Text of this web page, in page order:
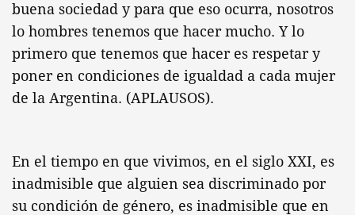
buena sociedad y para que eso ocurra, nosotros
lo hombres tenemos que hacer mucho. Y lo
primero que tenemos que hacer es respetar y
poner en condiciones de igualdad a cada mujer
de la Argentina. (APLAUSOS).
En el tiempo en que vivimos, en el siglo XXI, es
inadmisible que alguien sea discriminado por
su condición de género, es inadmisible que en